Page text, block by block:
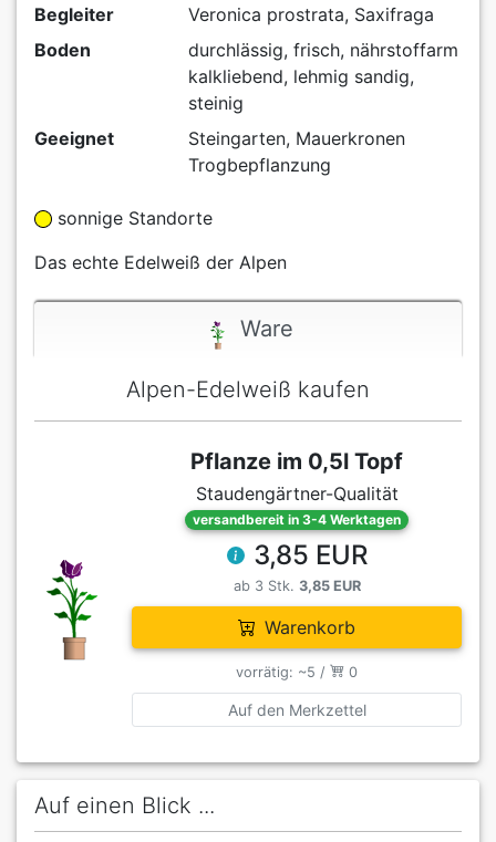
Begleiter
Veronica prostrata, Saxifraga
Boden
durchlässig, frisch, nährstoffarm
kalkliebend, lehmig sandig,
steinig
Geeignet
Steingarten, Mauerkronen
Trogbepflanzung
sonnige Standorte
Das echte Edelweiß der Alpen
Ware
Alpen-Edelweiß kaufen
Pflanze im 0,5l Topf
Staudengärtner-Qualität
versandbereit in 3-4 Werktagen
3,85 EUR
ab 3 Stk. 3,85 EUR
Warenkorb
vorrätig: ~5 / 0
Auf den Merkzettel
Auf einen Blick ...